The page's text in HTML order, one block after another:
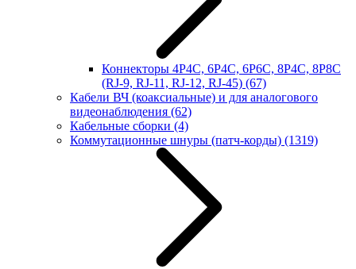
Коннекторы 4P4C, 6P4C, 6P6C, 8P4C, 8P8C
(RJ-9, RJ-11, RJ-12, RJ-45) (67)
Кабели ВЧ (коаксиальные) и для аналогового
видеонаблюдения (62)
Кабельные сборки (4)
Коммутационные шнуры (патч-корды) (1319)